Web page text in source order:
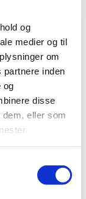
og
medier og til
om
inden
og
disse
eller som
et farvel til
14 år på
men bliver
varetage
formand
selskab
har
har
tilfældet